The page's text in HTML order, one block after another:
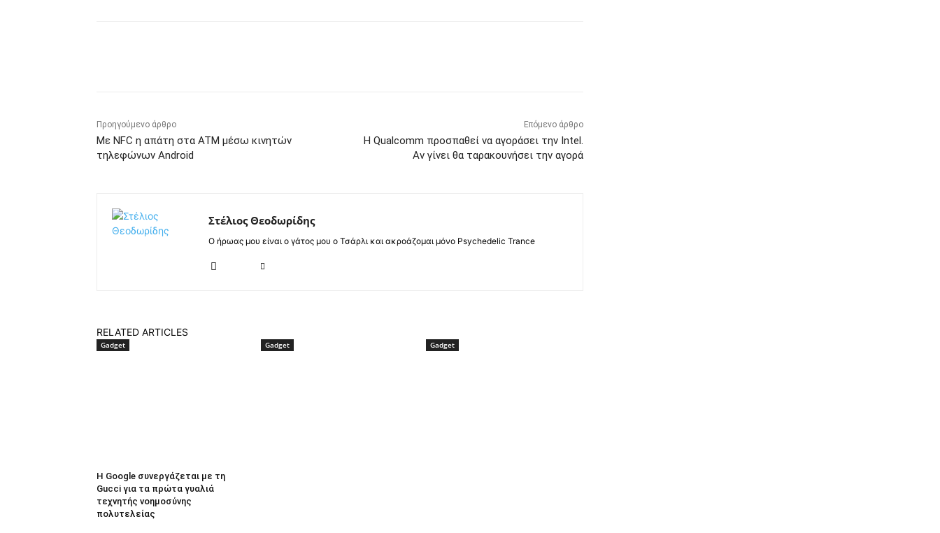
Προηγούμενο άρθρο
Με NFC η απάτη στα ATM μέσω κινητών
τηλεφώνων Android
Επόμενο άρθρο
Η Qualcomm προσπαθεί να αγοράσει την Intel.
Αν γίνει θα ταρακουνήσει την αγορά
Στέλιος Θεοδωρίδης
Ο ήρωας μου είναι ο γάτος μου ο Τσάρλι και ακροάζομαι μόνο Psychedelic Trance
RELATED ARTICLES
Gadget
Η Google συνεργάζεται με τη
Gucci για τα πρώτα γυαλιά
τεχνητής νοημοσύνης
πολυτελείας
Gadget Gadget